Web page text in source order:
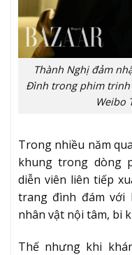
Thành Nghị đảm
Đình trong phim trinh
Weibo
Trong nhiều năm
khung trong dòng
diễn viên liên tiếp
trang đình đám với
nhân vật nội tâm, bi
Thế nhưng khi